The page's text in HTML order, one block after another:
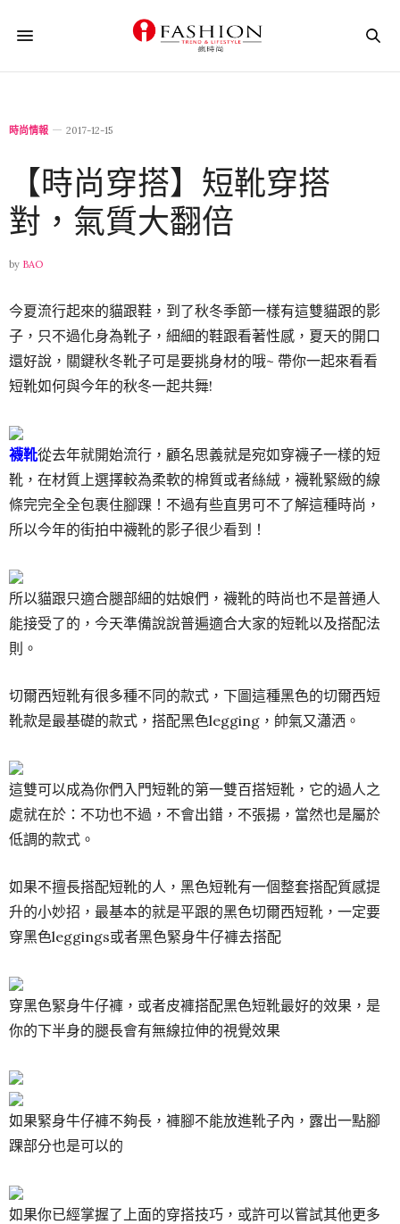
時尚情報 2017-12-15
【時尚穿搭】短靴穿搭
對，氣質大翻倍
by BAO
今夏流行起來的貓跟鞋，到了秋冬季節一樣有這雙貓跟的影
子，只不過化身為靴子，細細的鞋跟看著性感，夏天的開口
還好說，關鍵秋冬靴子可是要挑身材的哦~ 帶你一起來看看
短靴如何與今年的秋冬一起共舞!
襪靴從去年就開始流行，顧名思義就是宛如穿襪子一樣的短
靴，在材質上選擇較為柔軟的棉質或者絲絨，襪靴緊緻的線
條完完全全包裹住腳踝！不過有些直男可不了解這種時尚，
所以今年的街拍中襪靴的影子很少看到！
所以貓跟只適合腿部細的姑娘們，襪靴的時尚也不是普通人
能接受了的，今天準備說說普遍適合大家的短靴以及搭配法
則。
切爾西短靴有很多種不同的款式，下圖這種黑色的切爾西短
靴款是最基礎的款式，搭配黑色legging，帥氣又瀟洒。
這雙可以成為你們入門短靴的第一雙百搭短靴，它的過人之
處就在於：不功也不過，不會出錯，不張揚，當然也是屬於
低調的款式。
如果不擅長搭配短靴的人，黑色短靴有一個整套搭配質感提
升的小妙招，最基本的就是平跟的黑色切爾西短靴，一定要
穿黑色leggings或者黑色緊身牛仔褲去搭配
穿黑色緊身牛仔褲，或者皮褲搭配黑色短靴最好的效果，是
你的下半身的腿長會有無線拉伸的視覺效果
如果緊身牛仔褲不夠長，褲腳不能放進靴子內，露出一點腳
踝部分也是可以的
如果你已經掌握了上面的穿搭技巧，或許可以嘗試其他更多